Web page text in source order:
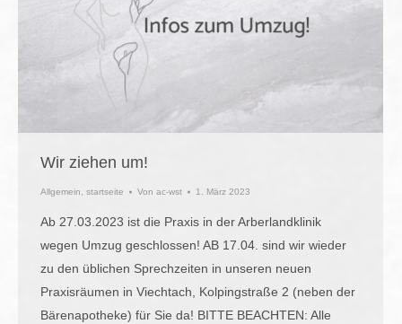
Wir ziehen um!
Allgemein startseite Von ac-wst 1. März 2023
Ab 27.03.2023 ist die Praxis in der Arberlandklinik
wegen Umzug geschlossen! AB 17.04. sind wir wieder
zu den üblichen Sprechzeiten in unseren neuen
Praxisräumen in Viechtach, Kolpingstraße 2 (neben der
Bärenapotheke) für Sie da! BITTE BEACHTEN: Alle